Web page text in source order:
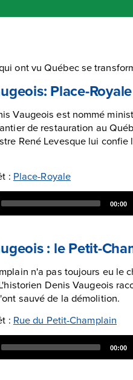
ont vu Québec se
Place-Royale
Vaugeois est nommé
de restauration au
René Levesque lui
: Place-Royale
00:00
: le Petit-
n'a pas toujours eu le
Denis Vaugeois
sauvé de la démolition.
: Rue du Petit-Champlain
00:00